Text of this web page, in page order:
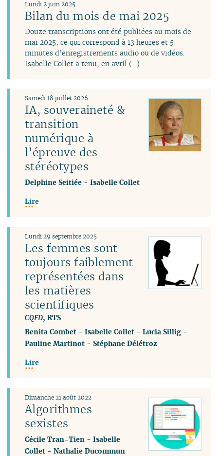
Bilan du mois de mai 2025
Lundi 2 juin 2025
Douze transcriptions ont été publiées au mois de
mai 2025, ce qui correspond à 13 heures et 5
minutes d’enregistrements audio ou de vidéos.
Isabelle Collet a tenu, en avril (…)
IA, souveraineté &
transition
numérique à
l’épreuve des
stéréotypes
Samedi 18 juillet 2026
Delphine Seitiée -Isabelle Collet
Lire
Les femmes sont
toujours faiblement
représentées dans
les matières
scientifiques
CQFD, RTS
Lundi 29 septembre 2025
Benita Combet -Isabelle Collet -Lucia Sillig -
Pauline Martinot -Stéphane Délétroz
Lire
Algorithmes
sexistes
Dimanche 21 août 2022
Cécile Tran-Tien -Isabelle
Collet -Nathalie Ducommun